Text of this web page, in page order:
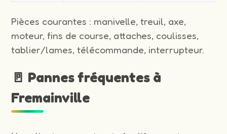
Pièces courantes : manivelle, treuil, axe,
moteur, fins de course, attaches, coulisses,
tablier/lames, télécommande, interrupteur.
🚪 Pannes fréquentes à
Fremainville